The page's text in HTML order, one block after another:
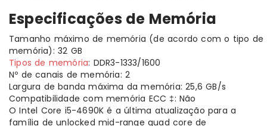
Especificações de Memória
Tamanho máximo de memória (de acordo com o tipo de
memória): 32 GB
Tipos de memória: DDR3-1333/1600
Nº de canais de memória: 2
Largura de banda máxima da memória: 25,6 GB/s
Compatibilidade com memória ECC ‡: Não
O Intel Core i5-4690K é a última atualização para a
família de unlocked mid-range quad core de